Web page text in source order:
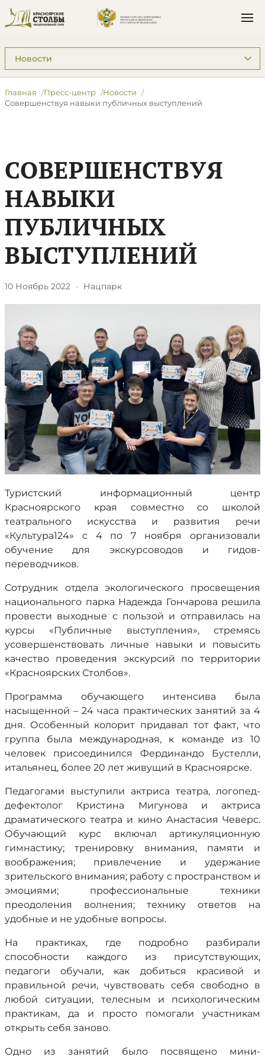
Подразделы: Пресс-центр
Главная Пресс-центр
Новости
Совершенствуя навыки публичных выступлений
СОВЕРШЕНСТВУЯ
НАВЫКИ
ПУБЛИЧНЫХ
ВЫСТУПЛЕНИЙ
10 Ноябрь 2022 · Нацпарк
Туристский информационный центр
Красноярского края совместно со школой
театрального искусства и развития речи
«Культура124» с 4 по 7 ноября организовали
обучение для экскурсоводов и гидов-
переводчиков.
Сотрудник отдела экологического просвещения
национального парка Надежда Гончарова решила
провести выходные с пользой и отправилась на
курсы «Публичные выступления», стремясь
усовершенствовать личные навыки и повысить
качество проведения экскурсий по территории
«Красноярских Столбов».
Программа обучающего интенсива была
насыщенной – 24 часа практических занятий за 4
дня. Особенный колорит придавал тот факт, что
группа была международная, к команде из 10
человек присоединился Фердинандо Бустелли,
итальянец, более 20 лет живущий в Красноярске.
Педагогами выступили актриса театра, логопед-
дефектолог Кристина Мигунова и актриса
драматического театра и кино Анастасия Чеверс.
Обучающий курс включал артикуляционную
гимнастику; тренировку внимания, памяти и
воображения; привлечение и удержание
зрительского внимания; работу с пространством и
эмоциями; профессиональные техники
преодоления волнения; технику ответов на
удобные и не удобные вопросы.
На практиках, где подробно разбирали
способности каждого из присутствующих,
педагоги обучали, как добиться красивой и
правильной речи, чувствовать себя свободно в
любой ситуации, телесным и психологическим
практикам, да и просто помогали участникам
открыть себя заново.
Одно из занятий было посвящено мини-